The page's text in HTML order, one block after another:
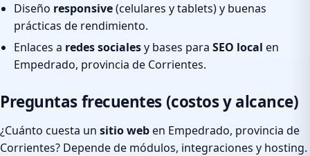
Diseño responsive(celulares y tablets) y buenas
prácticas de rendimiento.
Enlaces a redes socialesy bases para SEO local en
Empedrado, provincia de Corrientes.
Preguntas frecuentes (costos y alcance)
¿Cuánto cuesta un sitio weben Empedrado, provincia de
Corrientes? Depende de módulos, integraciones y hosting.